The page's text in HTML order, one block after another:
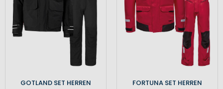
GOTLAND SET HERREN FORTUNA SET HERREN